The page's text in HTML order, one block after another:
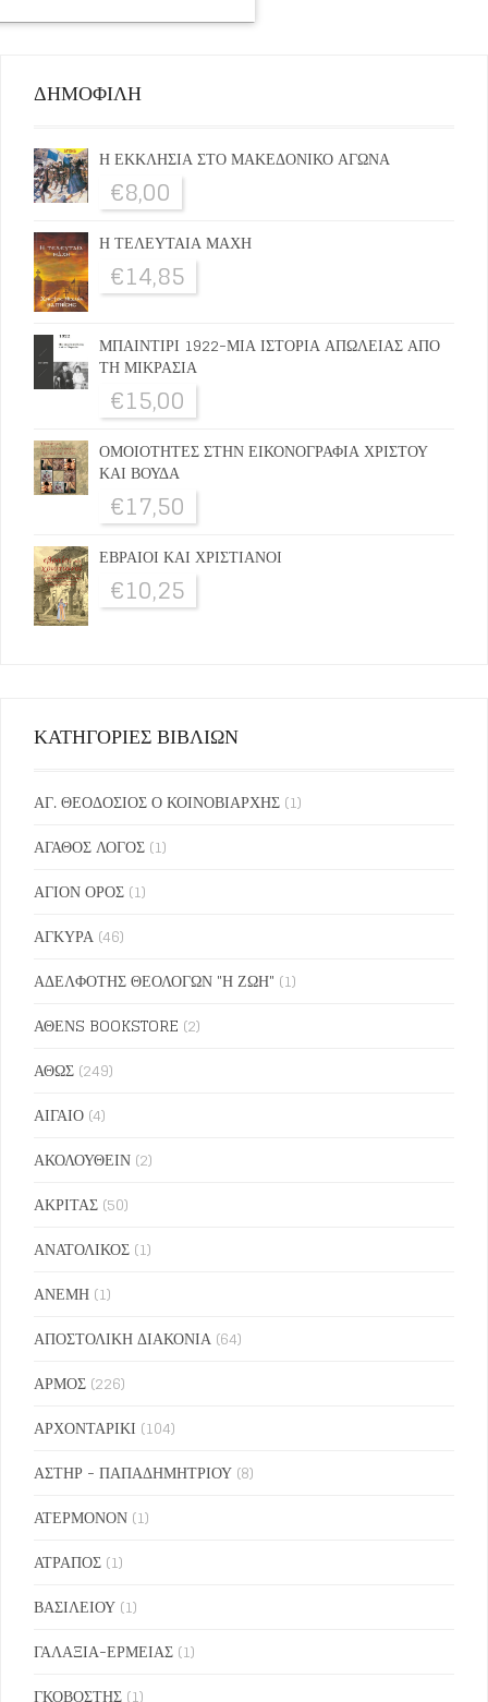
ΔΗΜΟΦΙΛΗ
Η ΕΚΚΛΗΣΙΑ ΣΤΟ ΜΑΚΕΔΟΝΙΚΟ ΑΓΩΝΑ
€8,00
Η ΤΕΛΕΥΤΑΙΑ ΜΑΧΗ
€14,85
ΜΠΑΙΝΤΙΡΙ 1922-ΜΙΑ ΙΣΤΟΡΙΑ ΑΠΩΛΕΙΑΣ ΑΠΟ
ΤΗ ΜΙΚΡΑΣΙΑ
€15,00
ΟΜΟΙΟΤΗΤΕΣ ΣΤΗΝ ΕΙΚΟΝΟΓΡΑΦΙΑ ΧΡΙΣΤΟΥ
ΚΑΙ ΒΟΥΔΑ
€17,50
ΕΒΡΑΙΟΙ ΚΑΙ ΧΡΙΣΤΙΑΝΟΙ
€10,25
ΚΑΤΗΓΟΡΙΕΣ ΒΙΒΛΙΩΝ
ΑΓ. ΘΕΟΔΟΣΙΟΣ Ο ΚΟΙΝΟΒΙΑΡΧΗΣ (1)
ΑΓΑΘΟΣ ΛΟΓΟΣ (1)
ΑΓΙΟΝ ΟΡΟΣ (1)
ΑΓΚΥΡΑ (46)
ΑΔΕΛΦΟΤΗΣ ΘΕΟΛΟΓΩΝ "Η ΖΩΗ" (1)
ΑΘΕΝS BOOKSTORE (2)
ΑΘΩΣ (249)
ΑΙΓΑΙΟ (4)
ΑΚΟΛΟΥΘΕΙΝ (2)
ΑΚΡΙΤΑΣ (50)
ΑΝΑΤΟΛΙΚΟΣ (1)
ΑΝΕΜΗ (1)
ΑΠΟΣΤΟΛΙΚΗ ΔΙΑΚΟΝΙΑ (64)
ΑΡΜΟΣ (226)
ΑΡΧΟΝΤΑΡΙΚΙ (104)
ΑΣΤΗΡ - ΠΑΠΑΔΗΜΗΤΡΙΟΥ (8)
ΑΤΕΡΜΟΝΟΝ (1)
ΑΤΡΑΠΟΣ (1)
ΒΑΣΙΛΕΙΟΥ (1)
ΓΑΛΑΞΙΑ-ΕΡΜΕΙΑΣ (1)
ΓΚΟΒΟΣΤΗΣ (1)